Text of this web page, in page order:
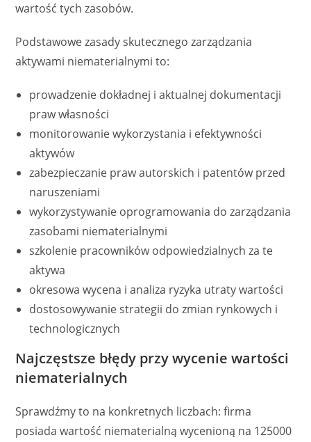
wartość tych zasobów.
Podstawowe zasady skutecznego zarządzania
aktywami niematerialnymi to:
prowadzenie dokładnej i aktualnej dokumentacji
praw własności
monitorowanie wykorzystania i efektywności
aktywów
zabezpieczanie praw autorskich i patentów przed
naruszeniami
wykorzystywanie oprogramowania do zarządzania
zasobami niematerialnymi
szkolenie pracowników odpowiedzialnych za te
aktywa
okresowa wycena i analiza ryzyka utraty wartości
dostosowywanie strategii do zmian rynkowych i
technologicznych
Najczęstsze błędy przy wycenie wartości
niematerialnych
Sprawdźmy to na konkretnych liczbach: firma
posiada wartość niematerialną wycenioną na 125000